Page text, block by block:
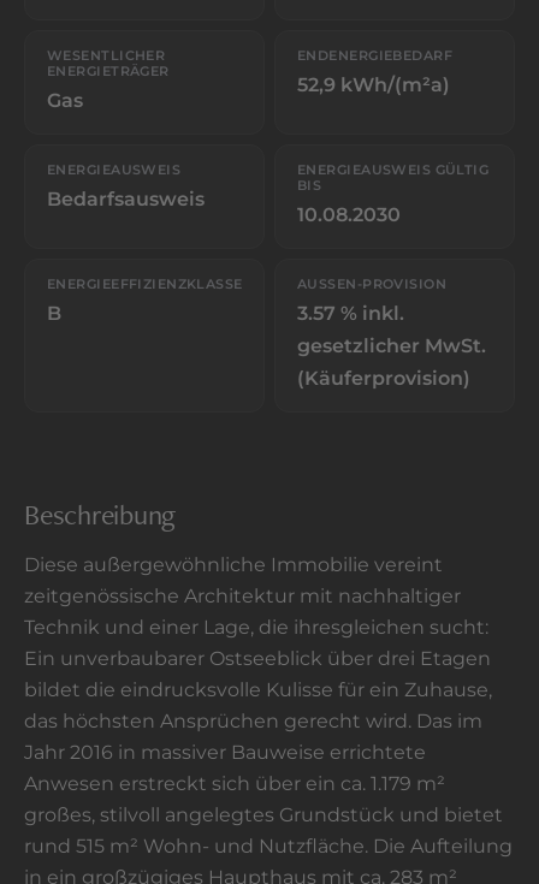
WESENTLICHER
ENERGIETRÄGER
Gas
ENDENERGIEBEDARF
52,9 kWh/(m²a)
ENERGIEAUSWEIS
Bedarfsausweis
ENERGIEAUSWEIS GÜLTIG
BIS
10.08.2030
ENERGIEEFFIZIENZKLASSE
B
AUSSEN-PROVISION
3.57 % inkl.
gesetzlicher MwSt.
(Käuferprovision)
Beschreibung
Diese außergewöhnliche Immobilie vereint
zeitgenössische Architektur mit nachhaltiger
Technik und einer Lage, die ihresgleichen sucht:
Ein unverbaubarer Ostseeblick über drei Etagen
bildet die eindrucksvolle Kulisse für ein Zuhause,
das höchsten Ansprüchen gerecht wird. Das im
Jahr 2016 in massiver Bauweise errichtete
Anwesen erstreckt sich über ein ca. 1.179 m²
großes, stilvoll angelegtes Grundstück und bietet
rund 515 m² Wohn- und Nutzfläche. Die Aufteilung
in ein großzügiges Haupthaus mit ca. 283 m²